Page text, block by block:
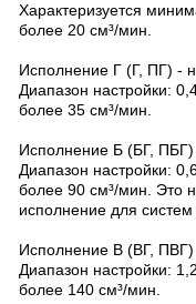
Характеризуется
более 20 см³/мин.
Исполнение Г (Г, ПГ) -
Диапазон настройки:
более 35 см³/мин.
Исполнение Б (БГ,
Диапазон настройки:
более 90 см³/мин. Это
исполнение для систем
Исполнение В (ВГ,
Диапазон настройки:
более 140 см³/мин.